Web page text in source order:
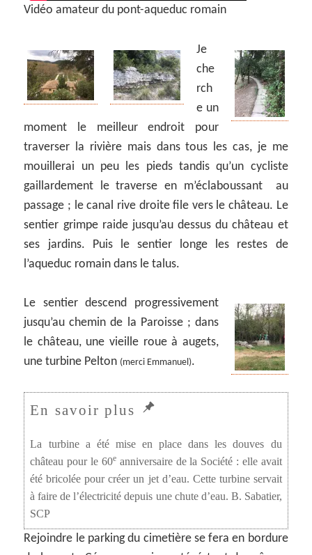
Vidéo amateur du pont-aqueduc romain
Je
che
rch
e un
moment le meilleur endroit pour
traverser la rivière mais dans tous les cas, je me
mouillerai un peu les pieds tandis qu’un cycliste
gaillardement le traverse en m’éclaboussant au
passage ; le canal rive droite file vers le château. Le
sentier grimpe raide jusqu’au dessus du château et
ses jardins. Puis le sentier longe les restes de
l’aqueduc romain dans le talus.
Le sentier descend progressivement
jusqu’au chemin de la Paroisse ; dans
le château, une vieille roue à augets,
une turbine Pelton (merci Emmanuel).
La turbine a été mise en place dans les douves du
château pour le 60eanniversaire de la Société : elle avait
été bricolée pour créer un jet d’eau. Cette turbine servait
à faire de l’électricité depuis une chute d’eau. B. Sabatier,
SCP
Rejoindre le parking du cimetière se fera en bordure